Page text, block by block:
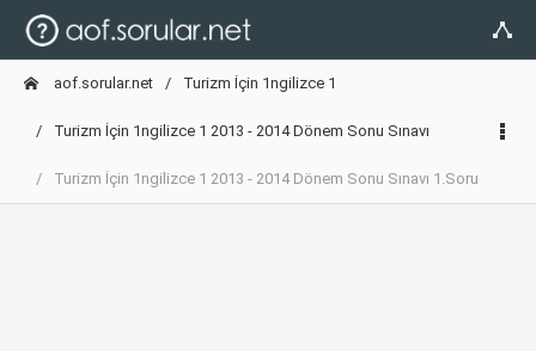
aof.sorular.net Turizm İçin 1ngilizce 1
Turizm İçin 1ngilizce 1 2013 - 2014 Dönem Sonu Sınavı
Turizm İçin 1ngilizce 1 2013 - 2014 Dönem Sonu Sınavı 1.Soru